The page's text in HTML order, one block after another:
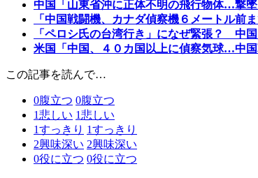
中国「山東省沖に正体不明の飛行物体…撃墜
「中国戦闘機、カナダ偵察機６メートル前
「ペロシ氏の台湾行き」になぜ緊張？ 中
米国「中国、４０カ国以上に偵察気球…中国
この記事を読んで…
0腹立つ 0腹立つ
1悲しい 1悲しい
1すっきり 1すっきり
2興味深い 2興味深い
0役に立つ 0役に立つ